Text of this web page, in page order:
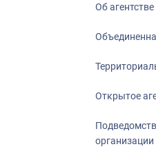
Об агентстве
Открытое
организации